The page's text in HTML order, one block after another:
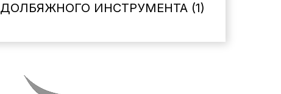
ДОЛБЯЖНОГО ИНСТРУМЕНТА (1)